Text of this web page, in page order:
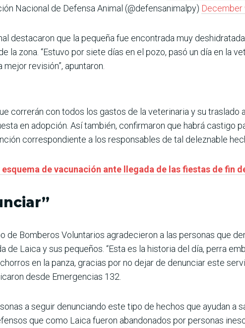
Nacional de Defensa Animal (@defensanimalpy) December
destacaron que la pequeña fue encontrada muy
la zona. “Estuvo por siete días en el pozo, pasó un día en la
revisión”, apuntaron.
correrán con todos los gastos de la veterinaria y su traslado
en adopción. Así también, confirmaron que habrá castigo
correspondiente a los responsables de tal deleznable
de vacunación ante llegada de las fiestas de fin
de Bomberos Voluntarios agradecieron a las personas que
de Laica y sus pequeños. “Esta es la historia del día, perra
en la panza, gracias por no dejar de denunciar este
desde Emergencias 132.
a seguir denunciando este tipo de hechos que ayudan a
que como Laica fueron abandonados por personas